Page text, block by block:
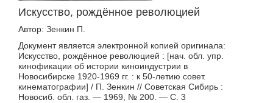
Искусство, рождённое революцией
Автор: Зенкин П.
Документ является электронной копией оригинала:
Искусство, рождённое революцией : [нач. обл. упр.
кинофикации об истории киноиндустрии в
Новосибирске 1920-1969 гг. : к 50-летию совет.
кинематографии] / П. Зенкин // Советская Сибирь :
Новосиб. обл. газ. — 1969, № 200. — С. 3